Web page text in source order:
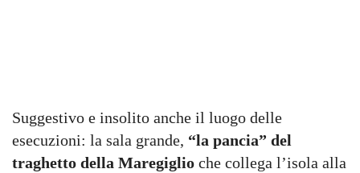
Suggestivo e insolito anche il luogo delle
esecuzioni: la sala grande, “la pancia” del
traghetto della Maregiglio che collega l’isola alla